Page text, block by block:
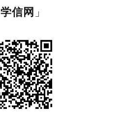
学信网 」